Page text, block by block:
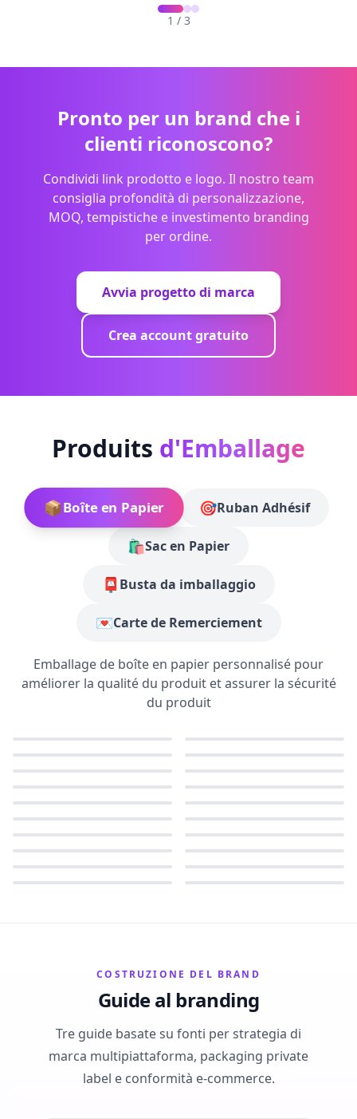
1 / 3
Pronto per un brand che i
clienti riconoscono?
Condividi link prodotto e logo. Il nostro team
consiglia profondità di personalizzazione,
MOQ, tempistiche e investimento branding
per ordine.
Avvia progetto di marca
Crea account gratuito
Produits d'Emballage
📦Boîte en Papier 🎯Ruban Adhésif
🛍️Sac en Papier
📮Busta da imballaggio
💌Carte de Remerciement
Emballage de boîte en papier personnalisé pour
améliorer la qualité du produit et assurer la sécurité
du produit
COSTRUZIONE DEL BRAND
Guide al branding
Tre guide basate su fonti per strategia di
marca multipiattaforma, packaging private
label e conformità e-commerce.